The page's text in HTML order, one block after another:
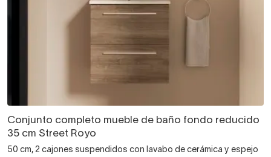
Conjunto completo mueble de baño fondo reducido
35 cm Street Royo
50 cm, 2 cajones suspendidos con lavabo de cerámica y espejo